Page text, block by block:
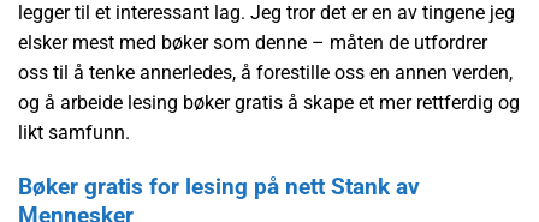
legger til et interessant lag. Jeg tror det er en av tingene jeg
elsker mest med bøker som denne – måten de utfordrer
oss til å tenke annerledes, å forestille oss en annen verden,
og å arbeide lesing bøker gratis å skape et mer rettferdig og
likt samfunn.
Bøker gratis for lesing på nett Stank av
Mennesker